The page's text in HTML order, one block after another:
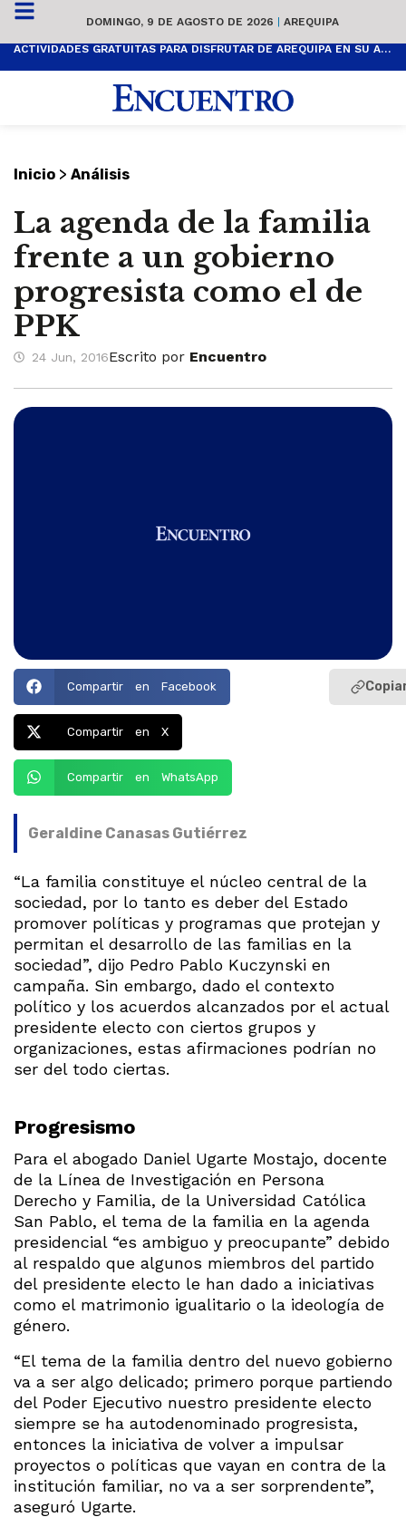
DOMINGO, 9 DE AGOSTO DE 2026 | AREQUIPA
ACTIVIDADES GRATUITAS PARA DISFRUTAR DE AREQUIPA EN SU ANIVERSARIO
Inicio > Análisis
La agenda de la familia
frente a un gobierno
progresista como el de
PPK
24 Jun, 2016Escrito por Encuentro
Compartir en Facebook
Compartir en X
Compartir en WhatsApp
Geraldine Canasas Gutiérrez
“La familia constituye el núcleo central de la
sociedad, por lo tanto es deber del Estado
promover políticas y programas que protejan y
permitan el desarrollo de las familias en la
sociedad”, dijo Pedro Pablo Kuczynski en
campaña. Sin embargo, dado el contexto
político y los acuerdos alcanzados por el actual
presidente electo con ciertos grupos y
organizaciones, estas afirmaciones podrían no
ser del todo ciertas.
Progresismo
Para el abogado Daniel Ugarte Mostajo, docente
de la Línea de Investigación en Persona
Derecho y Familia, de la Universidad Católica
San Pablo, el tema de la familia en la agenda
presidencial “es ambiguo y preocupante” debido
al respaldo que algunos miembros del partido
del presidente electo le han dado a iniciativas
como el matrimonio igualitario o la ideología de
género.
“El tema de la familia dentro del nuevo gobierno
va a ser algo delicado; primero porque partiendo
del Poder Ejecutivo nuestro presidente electo
siempre se ha autodenominado progresista,
entonces la iniciativa de volver a impulsar
proyectos o políticas que vayan en contra de la
institución familiar, no va a ser sorprendente”,
aseguró Ugarte.